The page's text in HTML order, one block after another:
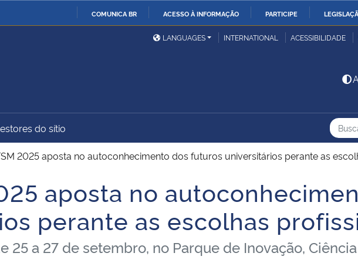
COMUNICA BR ACESSO À INFORMAÇÃO PARTICIPE
Ministério da Defesa
Ministério das Relações
Exteriores
Ministério da Economia
Ministério do
Desenvolvimento Regional
União
Família e dos Direitos
Advocacia-Geral da União Banco Central do Brasil Planalto
LANGUAGES INTERNATIONAL ACESSIBILIDADE
do sítio Busca:
2025 aposta no autoconhecimento dos futuros universitários perante as
aposta no
perante as escolhas
25 a 27 de setembro, no Parque de Inovação,